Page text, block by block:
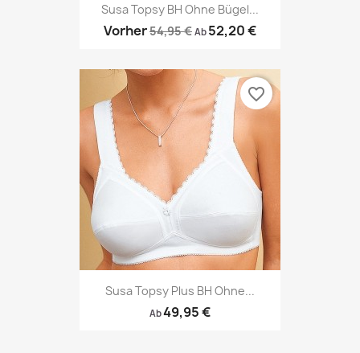
Susa Topsy BH Ohne Bügel...
Vorher54,95 € Ab 52,20 €
Susa Topsy Plus BH Ohne...
Ab49,95 €
favorite_border